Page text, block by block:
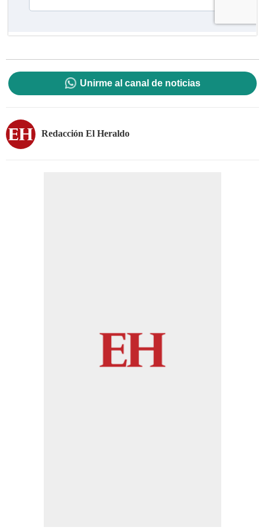
Unirme al canal de noticias
Redacción El Heraldo